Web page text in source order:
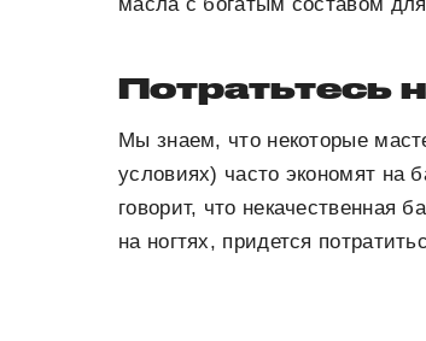
Потратьтесь
Мы знаем, что некоторые
условиях) часто экономят на
говорит, что некачественная
на ногтях, придется